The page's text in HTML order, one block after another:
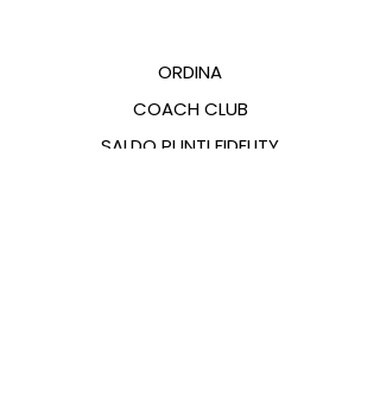
ORDINA
COACH CLUB
SALDO PUNTI FIDELITY